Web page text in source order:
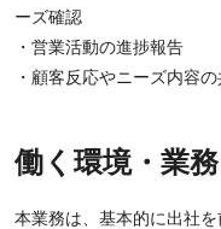
ーズ確認
・営業活動の進捗報告
・顧客反応やニーズ内容
働く環境・業
本業務は、基本的に出社